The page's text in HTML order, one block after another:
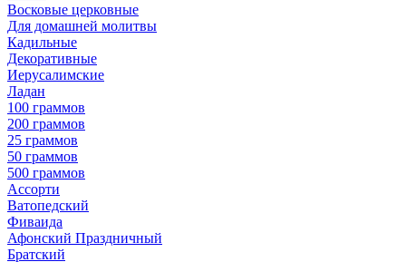
Восковые церковные
Для домашней молитвы
Кадильные
Декоративные
Иерусалимские
Ладан
100 граммов
200 граммов
25 граммов
50 граммов
500 граммов
Ассорти
Ватопедский
Фиваида
Афонский Праздничный
Братский